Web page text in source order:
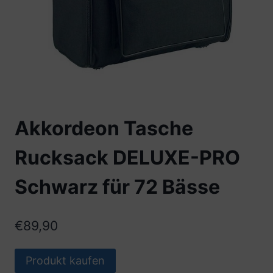
Akkordeon Tasche
Rucksack DELUXE-PRO
Schwarz für 72 Bässe
€89,90
Produkt kaufen